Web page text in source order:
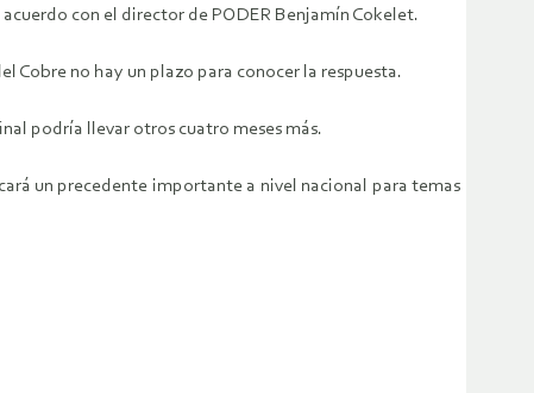
con el director de PODER Benjamín Cokelet.
Cobre no hay un plazo para conocer la respuesta.
podría llevar otros cuatro meses más.
un precedente importante a nivel nacional para temas